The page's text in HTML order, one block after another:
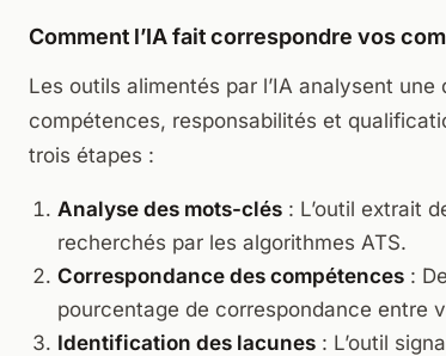
Comment l’IA fait correspondre vos
Les outils alimentés par l’IA analysent
compétences, responsabilités et
trois étapes :
Analyse des mots-clés : L’outil extrait
recherchés par les algorithmes ATS.
Correspondance des compétences :
pourcentage de correspondance entre
Identification des lacunes : L’outil